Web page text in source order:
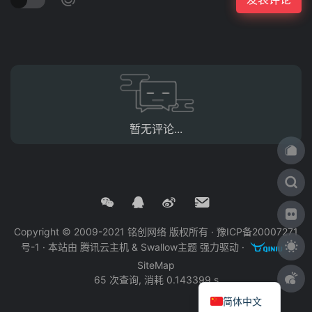
暂无评论...
Copyright © 2009-2021 铭创网络 版权所有 · 豫ICP备20007271
号-1 · 本站由 腾讯云主机 & Swallow主题 强力驱动 ·
·
SiteMap
65 次查询, 消耗 0.143399 s
简体中文